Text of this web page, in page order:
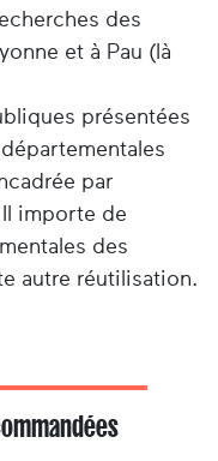
des
et à Pau (là
présentées
par
importe de
des
autre réutilisation.